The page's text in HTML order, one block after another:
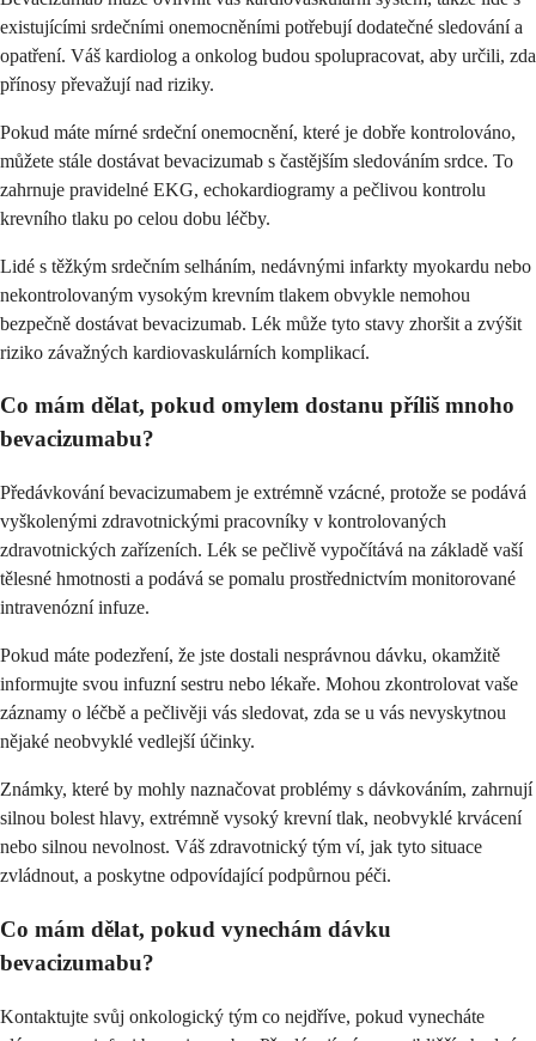
existujícími srdečními onemocněními potřebují dodatečné sledování a
opatření. Váš kardiolog a onkolog budou spolupracovat, aby určili, zda
přínosy převažují nad riziky.
Pokud máte mírné srdeční onemocnění, které je dobře kontrolováno,
můžete stále dostávat bevacizumab s častějším sledováním srdce. To
zahrnuje pravidelné EKG, echokardiogramy a pečlivou kontrolu
krevního tlaku po celou dobu léčby.
Lidé s těžkým srdečním selháním, nedávnými infarkty myokardu nebo
nekontrolovaným vysokým krevním tlakem obvykle nemohou
bezpečně dostávat bevacizumab. Lék může tyto stavy zhoršit a zvýšit
riziko závažných kardiovaskulárních komplikací.
Co mám dělat, pokud omylem dostanu příliš mnoho
bevacizumabu?
Předávkování bevacizumabem je extrémně vzácné, protože se podává
vyškolenými zdravotnickými pracovníky v kontrolovaných
zdravotnických zařízeních. Lék se pečlivě vypočítává na základě vaší
tělesné hmotnosti a podává se pomalu prostřednictvím monitorované
intravenózní infuze.
Pokud máte podezření, že jste dostali nesprávnou dávku, okamžitě
informujte svou infuzní sestru nebo lékaře. Mohou zkontrolovat vaše
záznamy o léčbě a pečlivěji vás sledovat, zda se u vás nevyskytnou
nějaké neobvyklé vedlejší účinky.
Známky, které by mohly naznačovat problémy s dávkováním, zahrnují
silnou bolest hlavy, extrémně vysoký krevní tlak, neobvyklé krvácení
nebo silnou nevolnost. Váš zdravotnický tým ví, jak tyto situace
zvládnout, a poskytne odpovídající podpůrnou péči.
Co mám dělat, pokud vynechám dávku
bevacizumabu?
Kontaktujte svůj onkologický tým co nejdříve, pokud vynecháte